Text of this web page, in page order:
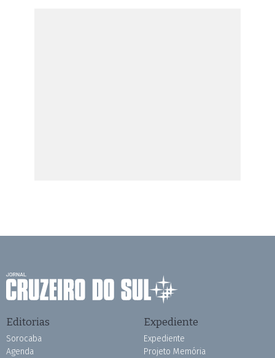
Editorias
Sorocaba
Agenda
Expediente
Expediente
Projeto Memória